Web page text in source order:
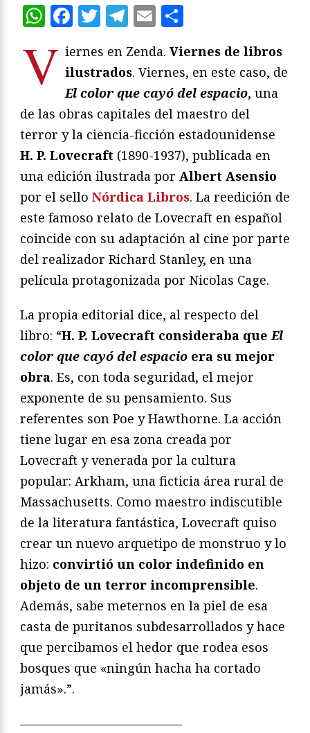
WhatsApp
Facebook
Twitter
Telegram
Email
V iernes en Zenda. Viernes de libros
ilustrados. Viernes, en este caso, de
El color que cayó del espacio, una
de las obras capitales del maestro del
terror y la ciencia-ficción estadounidense
H. P. Lovecraft (1890-1937), publicada en
una edición ilustrada por Albert Asensio
por el sello Nórdica Libros. La reedición de
este famoso relato de Lovecraft en español
coincide con su adaptación al cine por parte
del realizador Richard Stanley, en una
película protagonizada por Nicolas Cage.
La propia editorial dice, al respecto del
libro: “H. P. Lovecraft consideraba queEl
color que cayó del espacio era su mejor
obra. Es, con toda seguridad, el mejor
exponente de su pensamiento. Sus
referentes son Poe y Hawthorne. La acción
tiene lugar en esa zona creada por
Lovecraft y venerada por la cultura
popular: Arkham, una ficticia área rural de
Massachusetts. Como maestro indiscutible
de la literatura fantástica, Lovecraft quiso
crear un nuevo arquetipo de monstruo y lo
hizo: convirtió un color indefinido en
objeto de un terror incomprensible.
Además, sabe meternos en la piel de esa
casta de puritanos subdesarrollados y hace
que percibamos el hedor que rodea esos
bosques que «ningún hacha ha cortado
jamás».”.
—————————————